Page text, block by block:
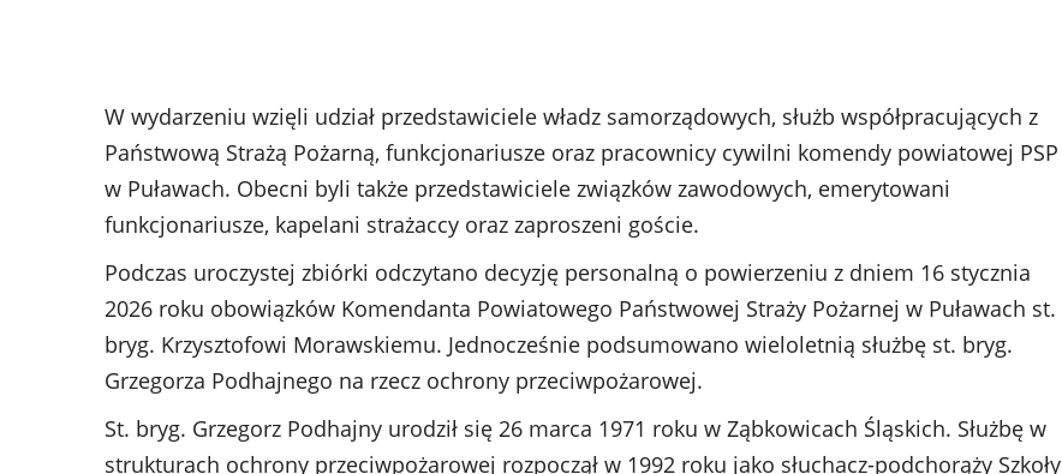
W wydarzeniu wzięli udział przedstawiciele władz samorządowych, służb współpracujących z
Państwową Strażą Pożarną, funkcjonariusze oraz pracownicy cywilni komendy powiatowej PSP
w Puławach. Obecni byli także przedstawiciele związków zawodowych, emerytowani
funkcjonariusze, kapelani strażaccy oraz zaproszeni goście.
Podczas uroczystej zbiórki odczytano decyzję personalną o powierzeniu z dniem 16 stycznia
2026 roku obowiązków Komendanta Powiatowego Państwowej Straży Pożarnej w Puławach st.
bryg. Krzysztofowi Morawskiemu. Jednocześnie podsumowano wieloletnią służbę st. bryg.
Grzegorza Podhajnego na rzecz ochrony przeciwpożarowej.
St. bryg. Grzegorz Podhajny urodził się 26 marca 1971 roku w Ząbkowicach Śląskich. Służbę w
strukturach ochrony przeciwpożarowej rozpoczął w 1992 roku jako słuchacz-podchorąży Szkoły